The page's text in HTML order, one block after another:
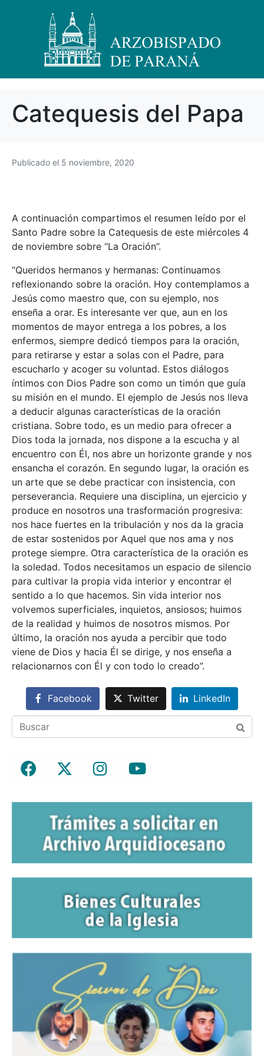
Catequesis del Papa
Publicado el 5 noviembre, 2020
A continuación compartimos el resumen leído por el
Santo Padre sobre la Catequesis de este miércoles 4
de noviembre sobre “La Oración”.
“Queridos hermanos y hermanas: Continuamos
reflexionando sobre la oración. Hoy contemplamos a
Jesús como maestro que, con su ejemplo, nos
enseña a orar. Es interesante ver que, aun en los
momentos de mayor entrega a los pobres, a los
enfermos, siempre dedicó tiempos para la oración,
para retirarse y estar a solas con el Padre, para
escucharlo y acoger su voluntad. Estos diálogos
íntimos con Dios Padre son como un timón que guía
su misión en el mundo. El ejemplo de Jesús nos lleva
a deducir algunas características de la oración
cristiana. Sobre todo, es un medio para ofrecer a
Dios toda la jornada, nos dispone a la escucha y al
encuentro con Él, nos abre un horizonte grande y nos
ensancha el corazón. En segundo lugar, la oración es
un arte que se debe practicar con insistencia, con
perseverancia. Requiere una disciplina, un ejercicio y
produce en nosotros una trasformación progresiva:
nos hace fuertes en la tribulación y nos da la gracia
de estar sostenidos por Aquel que nos ama y nos
protege siempre. Otra característica de la oración es
la soledad. Todos necesitamos un espacio de silencio
para cultivar la propia vida interior y encontrar el
sentido a lo que hacemos. Sin vida interior nos
volvemos superficiales, inquietos, ansiosos; huimos
de la realidad y huimos de nosotros mismos. Por
último, la oración nos ayuda a percibir que todo
viene de Dios y hacia Él se dirige, y nos enseña a
relacionarnos con Él y con todo lo creado”.
Facebook Twitter LinkedIn